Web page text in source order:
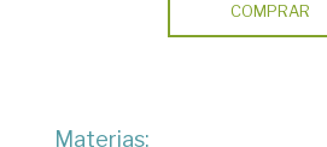
COMPRAR
Materias: